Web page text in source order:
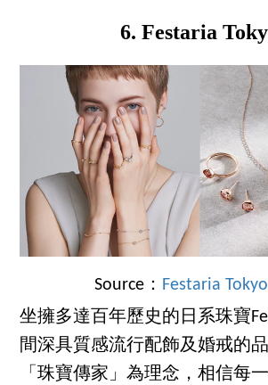
6. Festaria
Source： Festaria
坐擁多達百年歷史的日系珠寶
間深具質感流行配飾及婚戒的
「珠寶傳家」為理念，相信每